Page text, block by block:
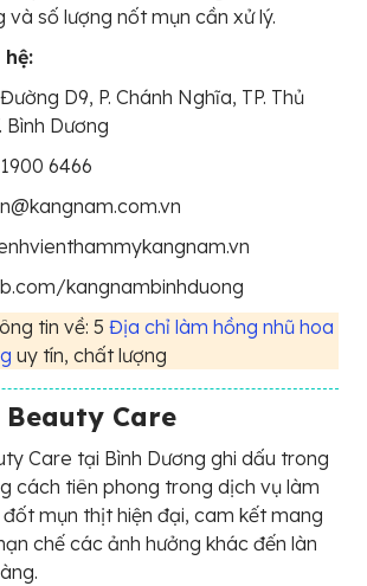
và số lượng nốt mụn cần xử lý.
D9, P. Chánh Nghĩa, TP. Thủ
Bình Dương
6466
kangnambinhduong
tin về: 5 Địa chỉ làm hồng nhũ hoa
uy tín, chất lượng
Care
Care tại Bình Dương ghi dấu trong
cách tiên phong trong dịch vụ làm
mụn thịt hiện đại, cam kết mang
chế các ảnh hưởng khác đến làn